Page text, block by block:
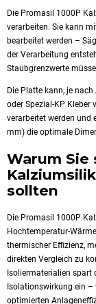
Die Promasil 1000P
verarbeiten. Sie kann
bearbeitet werden –
der Verarbeitung
Staubgrenzwerte
Die Platte kann, je
oder Spezial-KP Kleber
verarbeitet werden und
mm) die optimale
Warum Sie
sollten
Die Promasil 1000P
Hochtemperatur-
thermischer Effizienz,
direkten Vergleich zu
Isoliermaterialien spart
Isolationswirkung ein –
optimierten